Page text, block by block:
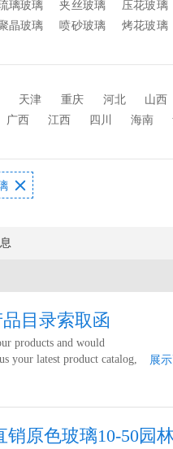
璃玻璃 夹丝玻璃
压花玻璃
晶玻璃 喷砂玻璃
烤花玻璃
镶嵌宝石 碎花玻璃
玉
天津 重庆 河北
山西
广西 江西 四川 海南

目录索取函
products and would
your latest product catalog,
specifications.Best
展
原色玻璃10-50园